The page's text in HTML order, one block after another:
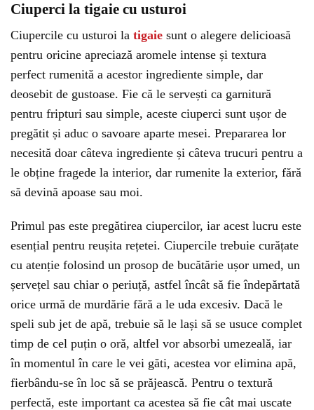
Ciuperci la tigaie cu usturoi
Ciupercile cu usturoi la tigaie sunt o alegere delicioasă
pentru oricine apreciază aromele intense și textura
perfect rumenită a acestor ingrediente simple, dar
deosebit de gustoase. Fie că le servești ca garnitură
pentru fripturi sau simple, aceste ciuperci sunt ușor de
pregătit și aduc o savoare aparte mesei. Prepararea lor
necesită doar câteva ingrediente și câteva trucuri pentru a
le obține fragede la interior, dar rumenite la exterior, fără
să devină apoase sau moi.
Primul pas este pregătirea ciupercilor, iar acest lucru este
esențial pentru reușita rețetei. Ciupercile trebuie curățate
cu atenție folosind un prosop de bucătărie ușor umed, un
șervețel sau chiar o periuță, astfel încât să fie îndepărtată
orice urmă de murdărie fără a le uda excesiv. Dacă le
speli sub jet de apă, trebuie să le lași să se usuce complet
timp de cel puțin o oră, altfel vor absorbi umezeală, iar
în momentul în care le vei găti, acestea vor elimina apă,
fierbându-se în loc să se prăjească. Pentru o textură
perfectă, este important ca acestea să fie cât mai uscate